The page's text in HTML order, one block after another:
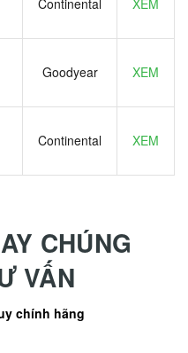
Goodyear XEM
Continental XEM
CHÚNG
VẤN
chính hãng